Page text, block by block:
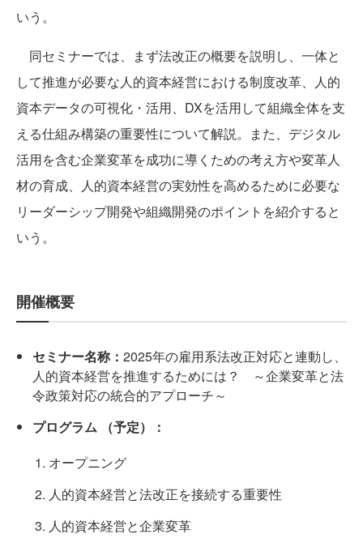
いう。
同セミナーでは、まず法改正の概要を説明し、一体と
して推進が必要な人的資本経営における制度改革、人的
資本データの可視化・活用、DXを活用して組織全体を支
える仕組み構築の重要性について解説。また、デジタル
活用を含む企業変革を成功に導くための考え方や変革人
材の育成、人的資本経営の実効性を高めるために必要な
リーダーシップ開発や組織開発のポイントを紹介すると
いう。
開催概要
セミナー名称： 2025年の雇用系法改正対応と連動し、
人的資本経営を推進するためには？ ～企業変革と法
令政策対応の統合的アプローチ～
プログラム （予定）：
オープニング
人的資本経営と法改正を接続する重要性
人的資本経営と企業変革